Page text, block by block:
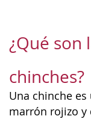
¿Qué son
chinches?
Una chinche
marrón rojizo y